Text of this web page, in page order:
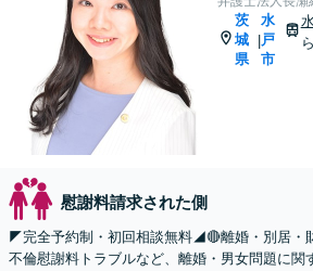
茨
城
県
|
水
戸
市
慰謝料請求された側
◤完全予約制・初回相談無料◢🔴離婚・別居・
不倫慰謝料トラブルなど、離婚・男女問題に関